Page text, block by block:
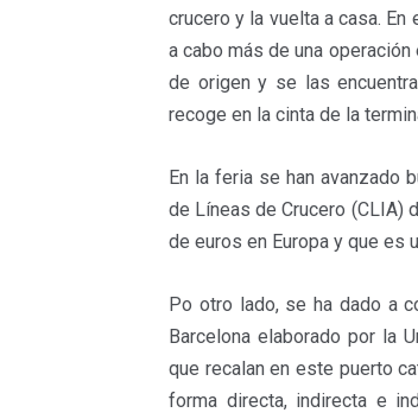
crucero y la vuelta a casa.
a cabo más de una
de origen y se las
recoge en la cinta de la
En la feria se han avanzado
de Líneas de Crucero (CLIA)
de euros en Europa y que es
Po otro lado, se ha dado a
Barcelona elaborado por la
que recalan en este puerto
forma directa, indirecta e